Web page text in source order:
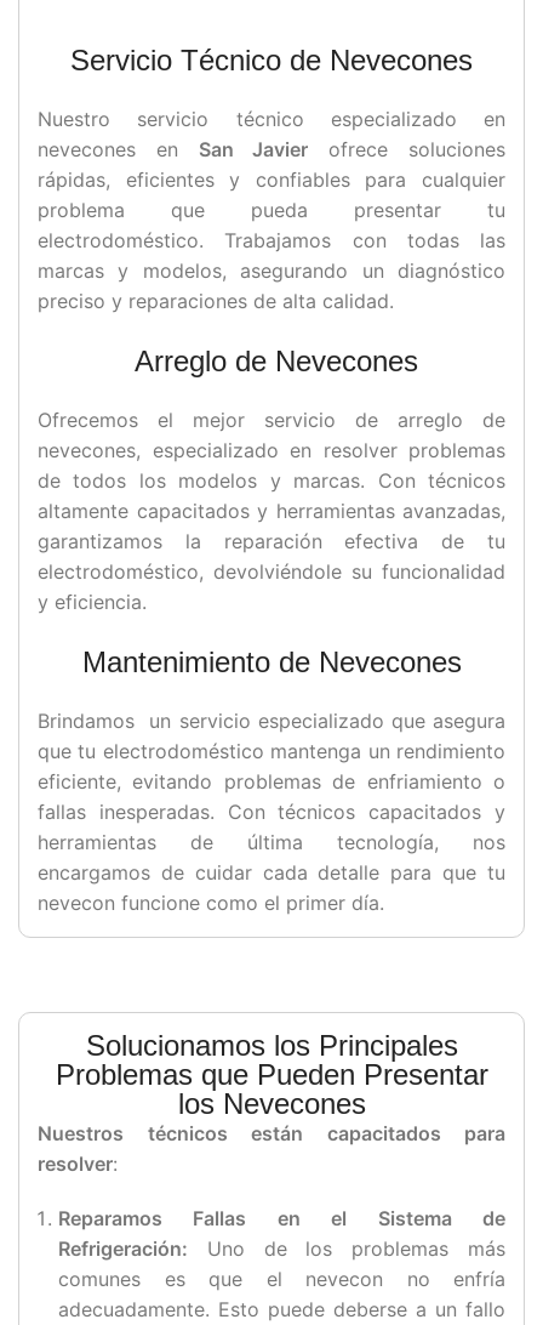
Servicio Técnico de Nevecones
Nuestro servicio técnico especializado en
nevecones en San Javier ofrece soluciones
rápidas, eficientes y confiables para cualquier
problema que pueda presentar tu
electrodoméstico. Trabajamos con todas las
marcas y modelos, asegurando un diagnóstico
preciso y reparaciones de alta calidad.
Arreglo de Nevecones
Ofrecemos el mejor servicio de arreglo de
nevecones, especializado en resolver problemas
de todos los modelos y marcas. Con técnicos
altamente capacitados y herramientas avanzadas,
garantizamos la reparación efectiva de tu
electrodoméstico, devolviéndole su funcionalidad
y eficiencia.
Mantenimiento de Nevecones
Brindamos un servicio especializado que asegura
que tu electrodoméstico mantenga un rendimiento
eficiente, evitando problemas de enfriamiento o
fallas inesperadas. Con técnicos capacitados y
herramientas de última tecnología, nos
encargamos de cuidar cada detalle para que tu
nevecon funcione como el primer día.
Solucionamos los Principales
Problemas que Pueden Presentar
los Nevecones
Nuestros técnicos están capacitados para
resolver:
Reparamos Fallas en el Sistema de
Refrigeración: Uno de los problemas más
comunes es que el nevecon no enfría
adecuadamente. Esto puede deberse a un fallo